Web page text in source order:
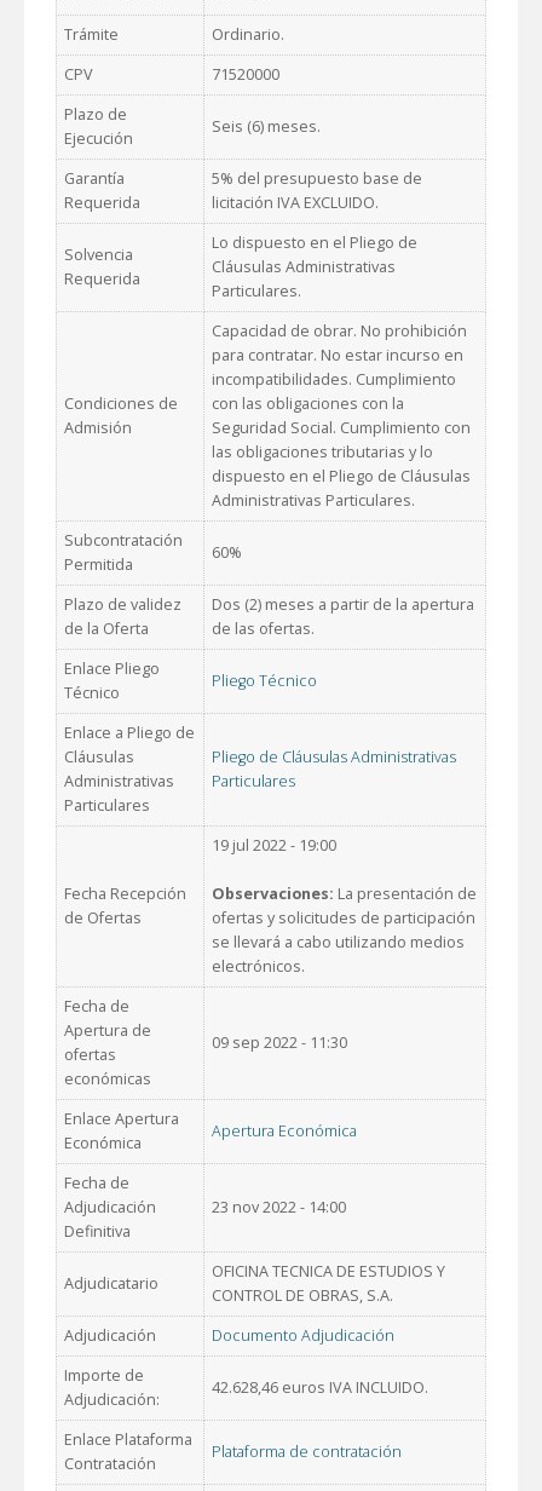
Trámite
Ordinario.
CPV
71520000
Plazo de
Ejecución
Seis (6) meses.
Garantía
Requerida
5% del presupuesto base de
licitación IVA EXCLUIDO.
Solvencia
Requerida
Lo dispuesto en el Pliego de
Cláusulas Administrativas
Particulares.
Condiciones de
Admisión
Capacidad de obrar. No prohibición
para contratar. No estar incurso en
incompatibilidades. Cumplimiento
con las obligaciones con la
Seguridad Social. Cumplimiento con
las obligaciones tributarias y lo
dispuesto en el Pliego de Cláusulas
Administrativas Particulares.
Subcontratación
Permitida
60%
Plazo de validez
de la Oferta
Dos (2) meses a partir de la apertura
de las ofertas.
Enlace Pliego
Técnico
Pliego Técnico
Enlace a Pliego de
Cláusulas
Administrativas
Particulares
Pliego de Cláusulas Administrativas
Particulares
Fecha Recepción
de Ofertas
19 jul 2022 - 19:00
Observaciones: La presentación de
ofertas y solicitudes de participación
se llevará a cabo utilizando medios
electrónicos.
Fecha de
Apertura de
ofertas
económicas
09 sep 2022 - 11:30
Enlace Apertura
Económica
Apertura Económica
Fecha de
Adjudicación
Definitiva
23 nov 2022 - 14:00
Adjudicatario
OFICINA TECNICA DE ESTUDIOS Y
CONTROL DE OBRAS, S.A.
Adjudicación
Documento Adjudicación
Importe de
Adjudicación:
42.628,46 euros IVA INCLUIDO.
Enlace Plataforma
Contratación
Plataforma de contratación